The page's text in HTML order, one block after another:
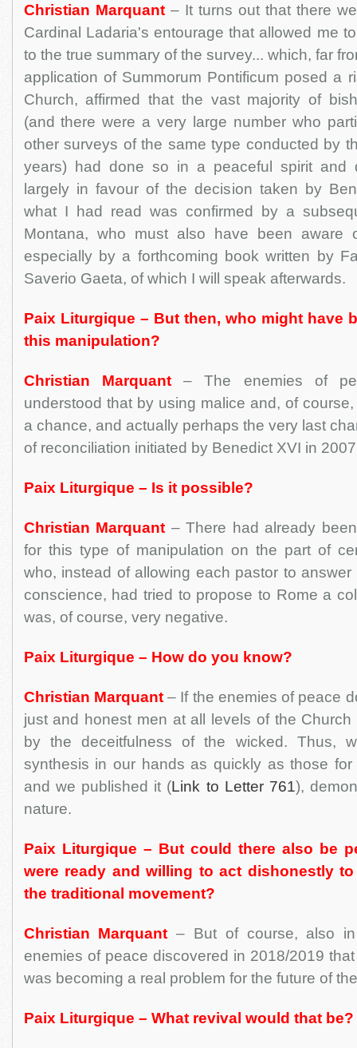
Christian Marquant– It turns out that there
Cardinal Ladaria's entourage that allowed me
to the true summary of the survey... which, far
application of Summorum Pontificum posed a
Church, affirmed that the vast majority of
(and there were a very large number who
other surveys of the same type conducted by
years) had done so in a peaceful spirit and
largely in favour of the decision taken by
what I had read was confirmed by a
Montana, who must also have been aware
especially by a forthcoming book written by
Saverio Gaeta, of which I will speak afterwards.
Paix Liturgique – But then, who might have
this manipulation?
Christian Marquant– The enemies of
understood that by using malice and, of
a chance, and actually perhaps the very last
of reconciliation initiated by Benedict XVI in
Paix Liturgique – Is it possible?
Christian Marquant – There had already
for this type of manipulation on the part of
who, instead of allowing each pastor to
conscience, had tried to propose to Rome a
was, of course, very negative.
Paix Liturgique – How do you know?
Christian Marquant– If the enemies of peace
just and honest men at all levels of the
by the deceitfulness of the wicked. Thus,
synthesis in our hands as quickly as those
and we published it (Link to Letter 761),
nature.
Paix Liturgique – But could there also be
were ready and willing to act dishonestly
the traditional movement?
Christian Marquant – But of course, also
enemies of peace discovered in 2018/2019
was becoming a real problem for the future of
Paix Liturgique – What revival would that be?